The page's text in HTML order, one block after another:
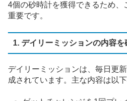
4個の砂時計を獲得できるため、
重要です。
1. デイリーミッションの内容を
デイリーミッションは、毎日更
成されています。主な内容は以